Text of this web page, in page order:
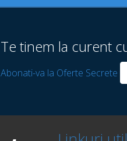
Te tinem la curent
Abonati-va la Oferte Secrete